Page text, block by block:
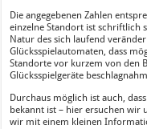
Die angegebenen Zahlen
einzelne Standort ist schriftlich
Natur des sich laufend
Glücksspielautomaten, dass
Standorte vor kurzem von den
Glücksspielgeräte
Durchaus möglich ist auch,
bekannt ist – hier ersuchen wir
wir mit einem kleinen